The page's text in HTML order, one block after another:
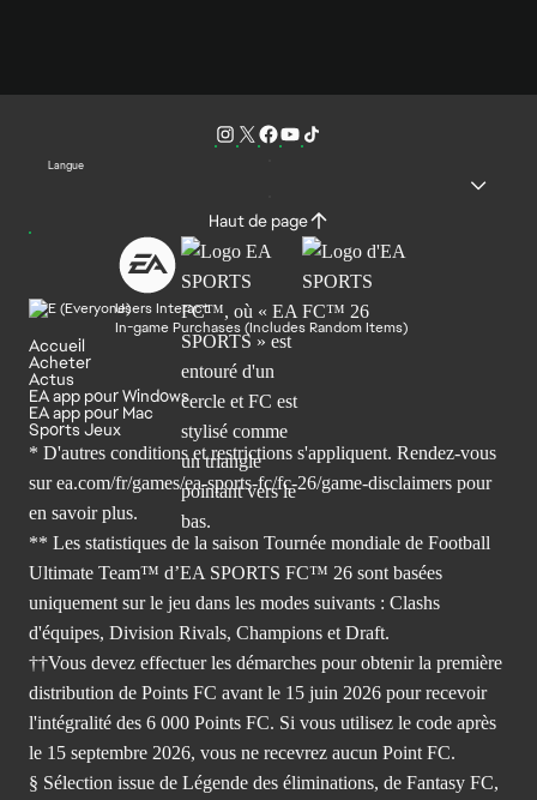
Langue
Haut de page
Users Interact
In-game Purchases (Includes Random Items)
Accueil
Acheter
Actus
EA app pour Windows
EA app pour Mac
Sports Jeux
* D'autres conditions et restrictions s'appliquent. Rendez-vous
sur ea.com/fr/games/ea-sports-fc/fc-26/game-disclaimers pour
en savoir plus.
** Les statistiques de la saison Tournée mondiale de Football
Ultimate Team™ d’EA SPORTS FC™ 26 sont basées
uniquement sur le jeu dans les modes suivants : Clashs
d'équipes, Division Rivals, Champions et Draft.
††Vous devez effectuer les démarches pour obtenir la première
distribution de Points FC avant le 15 juin 2026 pour recevoir
l'intégralité des 6 000 Points FC. Si vous utilisez le code après
le 15 septembre 2026, vous ne recevrez aucun Point FC.
§ Sélection issue de Légende des éliminations, de Fantasy FC,